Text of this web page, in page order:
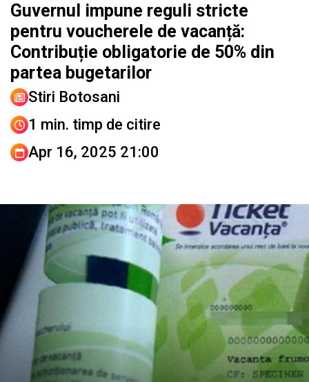
Guvernul impune reguli stricte
pentru voucherele de vacanță:
Contribuție obligatorie de 50% din
partea bugetarilor
Stiri Botosani
1 min. timp de citire
Apr 16, 2025 21:00